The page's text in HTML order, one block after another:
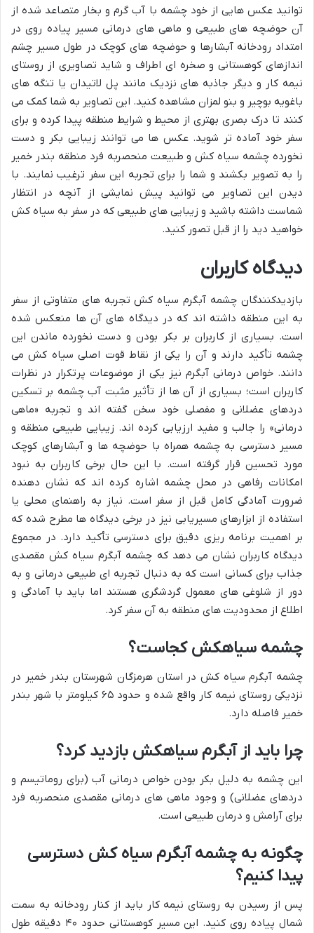
توانید عکس هایی از خود چشمه با آب گرم و بخار متصاعد شده از
آن حوضچه های طبیعی و ماهی های درمانی مسیر پیاده روی در
امتداد رودخانه آبشارها و حوضچه های کوچک در طول مسیر چشم
اندازهای کوهستانی و صخره ای اطراف و شاید تصاویری از روستای
نیمه کار و دیگر جاذبه های نزدیک مانند پل لاتیدان یا تنگه های
باغویه بوچیر و بنو لمزان مشاهده کنید. این تصاویر به شما کمک می
کنند تا درک بصری بهتری از محیط و شرایط منطقه پیدا کرده و برای
سفر خود آماده تر شوید. عکس ها می توانند زیبایی بکر و دست
نخورده چشمه سیاه کش و طبیعت منحصربه فرد منطقه بندر خمیر
را به تصویر بکشند و شما را برای تجربه این سفر ترغیب نمایند. با
دیدن این تصاویر می توانید پیش نمایشی از آنچه در انتظار
شماست داشته باشید و زیبایی های طبیعی که در سفر به سیاه کش
خواهید دید را از قبل تصور کنید.
دیدگاه کاربران
بازدیدکنندگان چشمه آبگرم سیاه کش تجربه های متفاوتی از سفر
به این منطقه داشته اند که در دیدگاه های آن ها منعکس شده
است. بسیاری از کاربران بر بکر بودن و دست نخورده ماندن این
چشمه تأکید دارند و آن را یکی از نقاط قوت اصلی سیاه کش می
دانند. خواص درمانی آبگرم نیز یکی از موضوعات پرتکرار در نظرات
کاربران است؛ بسیاری از آن ها از تأثیر مثبت آب چشمه بر تسکین
دردهای عضلانی و مفصلی خود سخن گفته اند و تجربه «ماهی
درمانی» را جالب و مفید ارزیابی کرده اند. زیبایی طبیعی منطقه و
مسیر دسترسی به چشمه همراه با حوضچه ها و آبشارهای کوچک
مورد تحسین قرار گرفته است. با این حال برخی کاربران به نبود
امکانات رفاهی در محل چشمه اشاره کرده اند که نشان دهنده
ضرورت آمادگی کامل قبل از سفر است. نیاز به راهنمای محلی یا
استفاده از ابزارهای مسیریابی نیز در برخی دیدگاه ها مطرح شده که
بر اهمیت برنامه ریزی دقیق برای دسترسی تأکید دارد. در مجموع
دیدگاه کاربران نشان می دهد که چشمه آبگرم سیاه کش مقصدی
جذاب برای کسانی است که به دنبال تجربه ای طبیعی درمانی و به
دور از شلوغی های معمول گردشگری هستند اما باید با آمادگی و
اطلاع از محدودیت های منطقه به آن سفر کرد.
چشمه سیاهکش کجاست؟
چشمه آبگرم سیاه کش در استان هرمزگان شهرستان بندر خمیر در
نزدیکی روستای نیمه کار واقع شده و حدود ۶۵ کیلومتر با شهر بندر
خمیر فاصله دارد.
چرا باید از آبگرم سیاهکش بازدید کرد؟
این چشمه به دلیل بکر بودن خواص درمانی آب (برای روماتیسم و
دردهای عضلانی) و وجود ماهی های درمانی مقصدی منحصربه فرد
برای آرامش و درمان طبیعی است.
چگونه به چشمه آبگرم سیاه کش دسترسی
پیدا کنیم؟
پس از رسیدن به روستای نیمه کار باید از کنار رودخانه به سمت
شمال پیاده روی کنید. این مسیر کوهستانی حدود ۴۰ دقیقه طول